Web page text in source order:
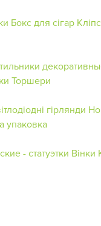
Бокс для сігар
Торшери
гірлянди
упаковка
- статуэтки Вінки